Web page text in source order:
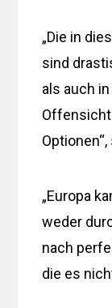
„Die in
sind
als auch
„Europa
weder
nach
die es